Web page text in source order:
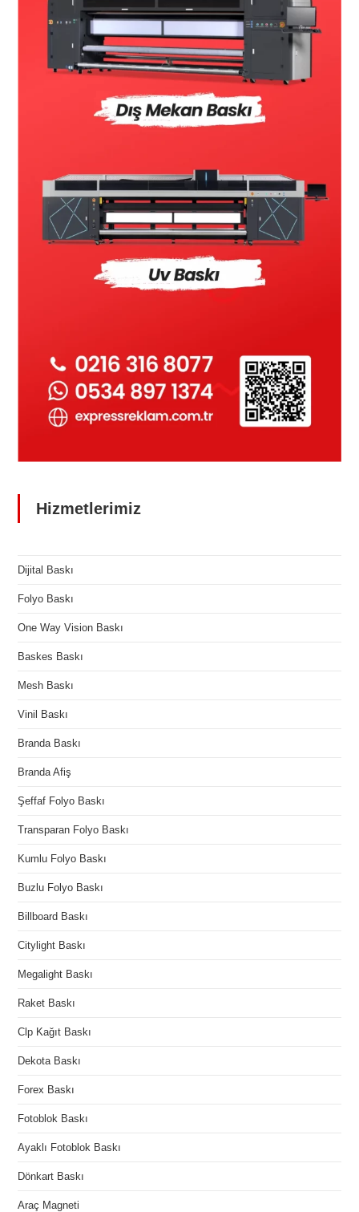
Hizmetlerimiz
Dijital Baskı
Folyo Baskı
One Way Vision Baskı
Baskes Baskı
Mesh Baskı
Vinil Baskı
Branda Baskı
Branda Afiş
Şeffaf Folyo Baskı
Transparan Folyo Baskı
Kumlu Folyo Baskı
Buzlu Folyo Baskı
Billboard Baskı
Citylight Baskı
Megalight Baskı
Raket Baskı
Clp Kağıt Baskı
Dekota Baskı
Forex Baskı
Fotoblok Baskı
Ayaklı Fotoblok Baskı
Dönkart Baskı
Araç Magneti